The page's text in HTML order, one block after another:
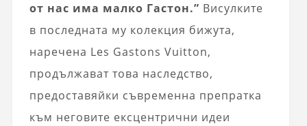
от нас има малко Гастон.” Висулките
в последната му колекция бижута,
наречена Les Gastons Vuitton,
продължават това наследство,
предоставяйки съвременна препратка
към неговите ексцентрични идеи